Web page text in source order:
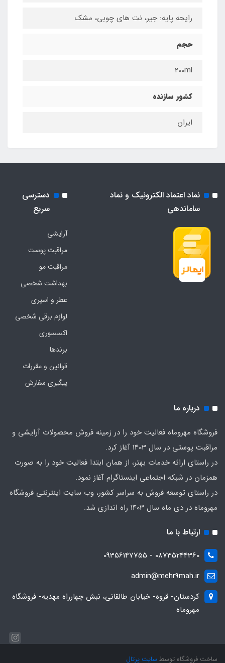
رایحه پایه: جیر، نت های چوبی، مشک
حجم
200ml
کشور سازنده
ایران
نماد اعتماد الکترونیک و نماد
ساماندهی
دسترسی
سریع
آرایشی
مراقبت پوست
مراقبت مو
بهداشت شخصی
عطر و اسپری
لوازم برقی شخصی
اکسسوری
برندها
قوانین و مقررات
پیگیری سفارش
درباره ما
فروشگاه مهروماه فعالیت خود را در زمینه فروش محصولات آرایشی و
مراقبت پوستی در سال 1403 آغاز کرد.
در راستای ارائه خدمات بهتر، از همان ابتدا فعالیت خود را به صورت
همزمان در شبکه اجتماعی اینستاگرام آغاز نمود.
در راستای توسعه فروش به سراسر کشور، وب سایت اینترنتی فروشگاه
مهروماه در دی ماه سال 1403 راه اندازی شد.
ارتباط با ما
08735244360 - 09356147755
admin@mehr9mah.ir
کردستان- قروه- خیابان طالقانی، نبش چهارراه مهدیه- فروشگاه
مهروماه
ساخت فروشگاه توسط سایت پرتال